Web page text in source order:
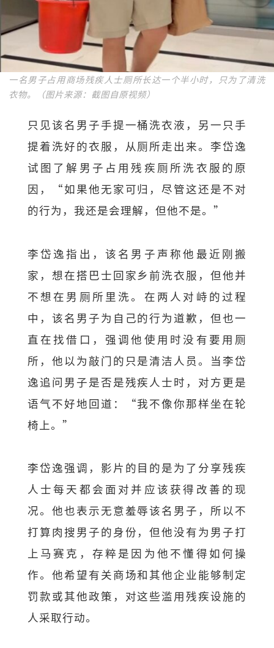
一名男子占用商场残疾人士厕所长达一个半小时，只为了清洗
衣物。（图片来源：截图自原视频）
只见该名男子手提一桶洗衣液，另一只手
提着洗好的衣服，从厕所走出来。李岱逸
试图了解男子占用残疾厕所洗衣服的原
因，“如果他无家可归，尽管这还是不对
的行为，我还是会理解，但他不是。”
李岱逸指出，该名男子声称他最近刚搬
家，想在搭巴士回家乡前洗衣服，但他并
不想在男厕所里洗。在两人对峙的过程
中，该名男子为自己的行为道歉，但也一
直在找借口，强调他使用时没有要用厕
所，他以为敲门的只是清洁人员。当李岱
逸追问男子是否是残疾人士时，对方更是
语气不好地回道：“我不像你那样坐在轮
椅上。”
李岱逸强调，影片的目的是为了分享残疾
人士每天都会面对并应该获得改善的现
况。他也表示无意羞辱该名男子，所以不
打算肉搜男子的身份，但他没有为男子打
上马赛克，存粹是因为他不懂得如何操
作。他希望有关商场和其他企业能够制定
罚款或其他政策，对这些滥用残疾设施的
人采取行动。